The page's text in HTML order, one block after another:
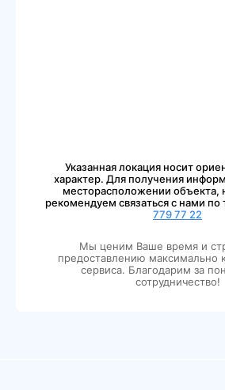
Указанная локация носит
характер. Для получения
месторасположении объекта,
рекомендуем связаться с нами по
779 77 22
Мы ценим Ваше время и
предоставлению максимально
сервиса. Благодарим за
сотрудничество!